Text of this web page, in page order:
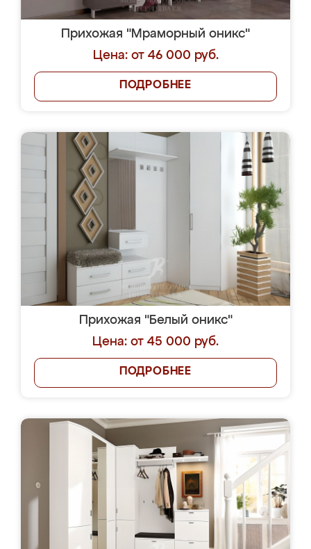
Прихожая "Мраморный оникс"
Цена: от 46 000 руб.
ПОДРОБНЕЕ
Прихожая "Белый оникс"
Цена: от 45 000 руб.
ПОДРОБНЕЕ